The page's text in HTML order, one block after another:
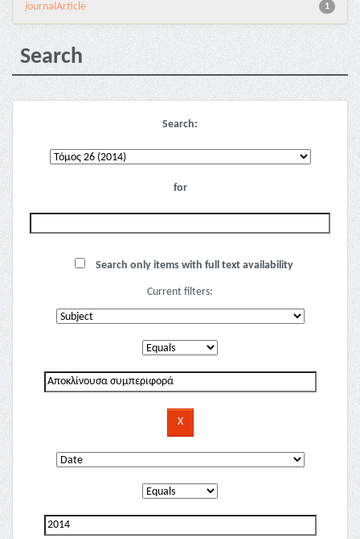
1
journalArticle
Search
Search:
for
Search only items with full text availability
Current filters: